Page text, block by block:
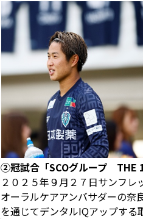
②冠試合「SCOグループ THE
２０２５年９月２７日サンフレ
オーラルケアアンバサダーの奈
を通じてデンタルIQアップする